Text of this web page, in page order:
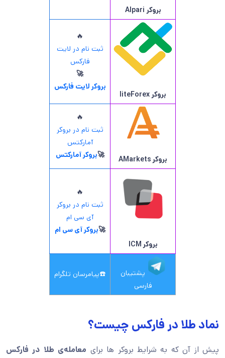
بروکر Alpari
بروکر liteForex
🔥
ثبت نام در لایت
فارکس
🚀
بروکر لایت فارکس
بروکر AMarkets
🔥
ثبت نام در بروکر
آمارکتس
🚀بروکر آمارکتس
بروکر ICM
🔥
ثبت نام در بروکر
آی سی ام
🚀بروکر آی سی ام
پشتیبان
فارسی
☎️پیامرسان تلگرام
نماد طلا در فارکس چیست؟
پیش از آن که به شرایط بروکر ها برای معامله‌ی طلا در فارکس